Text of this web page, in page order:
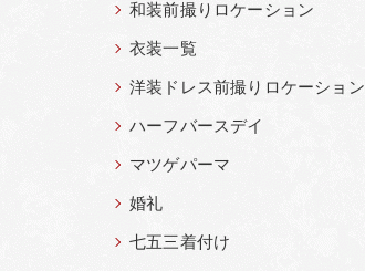
和装前撮りロケーション
衣装一覧
洋装ドレス前撮りロケーション
ハーフバースデイ
マツゲパーマ
婚礼
七五三着付け